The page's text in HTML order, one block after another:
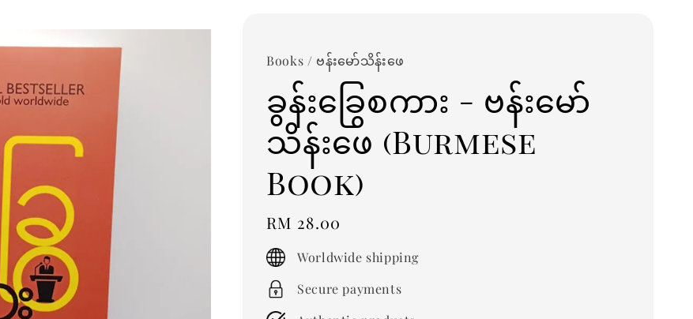
Books / ဗန်းမော်သိန်းဖေ
ခွန်းခြွေစကား - ဗန်းမော်
သိန်းဖေ (Burmese
Book)
Regular
price
RM 28.00
Worldwide shipping
Secure payments